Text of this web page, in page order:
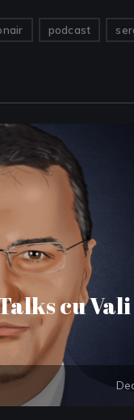
podcast
cu Vali